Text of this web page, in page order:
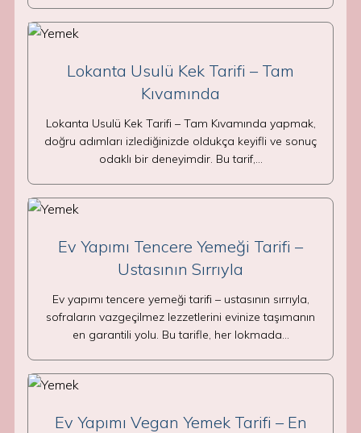
Lokanta Usulü Kek Tarifi – Tam
Kıvamında
Lokanta Usulü Kek Tarifi – Tam Kıvamında yapmak,
doğru adımları izlediğinizde oldukça keyifli ve sonuç
odaklı bir deneyimdir. Bu tarif,…
Ev Yapımı Tencere Yemeği Tarifi –
Ustasının Sırrıyla
Ev yapımı tencere yemeği tarifi – ustasının sırrıyla,
sofraların vazgeçilmez lezzetlerini evinize taşımanın
en garantili yolu. Bu tarifle, her lokmada…
Ev Yapımı Vegan Yemek Tarifi – En